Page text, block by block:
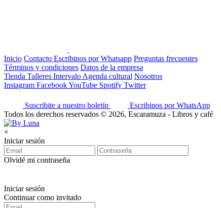
Inicio Contacto Escribinos por Whatsapp Preguntas frecuentes
Términos y condiciones Datos de la empresa
Tienda Talleres Intervalo Agenda cultural Nosotros
Instagram FacebookYouTube Spotify Twitter
Suscribite a nuestro boletín
Escribinos por WhatsApp
Todos los derechos reservados © 2026, Escaramuza - Libros y café
×
Iniciar sesión
Olvidé mi contraseña
Iniciar sesión
Continuar como invitado